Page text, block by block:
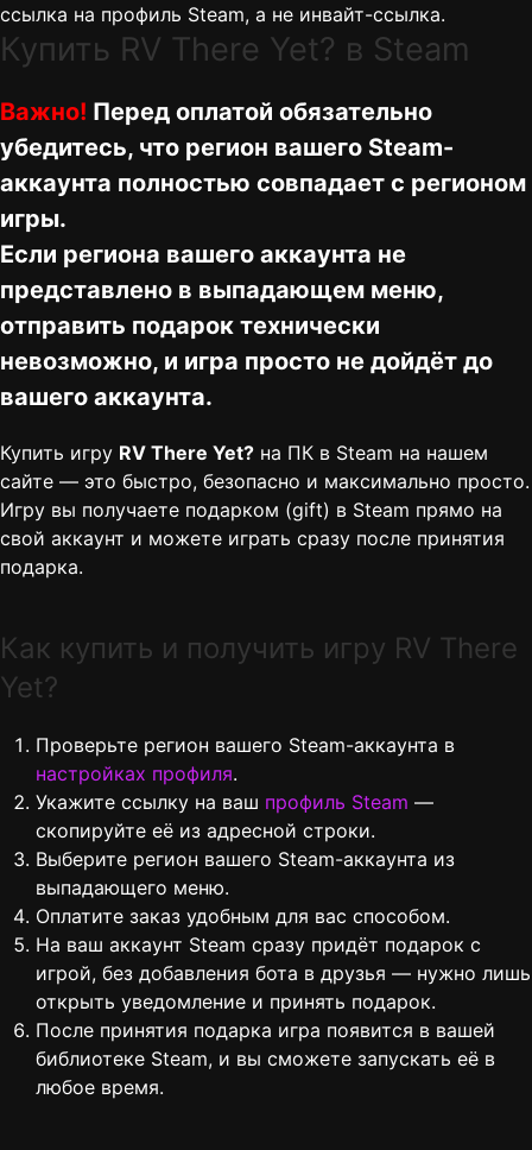
ссылка на профиль Steam, а не инвайт-ссылка.
Купить RV There Yet? в Steam
Важно! Перед оплатой обязательно
убедитесь, что регион вашего Steam-
аккаунта полностью совпадает с регионом
игры.
Если региона вашего аккаунта не
представлено в выпадающем меню,
отправить подарок технически
невозможно, и игра просто не дойдёт до
вашего аккаунта.
Купить игру RV There Yet? на ПК в Steam на нашем
сайте — это быстро, безопасно и максимально просто.
Игру вы получаете подарком (gift) в Steam прямо на
свой аккаунт и можете играть сразу после принятия
подарка.
Как купить и получить игру RV There
Yet?
Проверьте регион вашего Steam-аккаунта в
настройках профиля.
Укажите ссылку на ваш профиль Steam —
скопируйте её из адресной строки.
Выберите регион вашего Steam-аккаунта из
выпадающего меню.
Оплатите заказ удобным для вас способом.
На ваш аккаунт Steam сразу придёт подарок с
игрой, без добавления бота в друзья — нужно лишь
открыть уведомление и принять подарок.
После принятия подарка игра появится в вашей
библиотеке Steam, и вы сможете запускать её в
любое время.